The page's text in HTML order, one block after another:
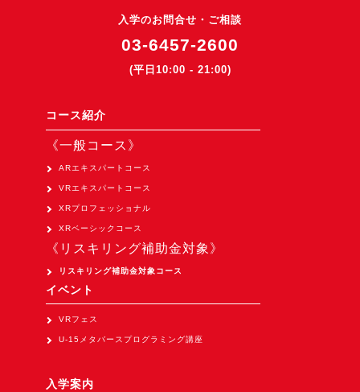
バーチャルイベントプラットフォーム『MetaLiveStage』2025年
3D空間キャプチャーアプリ『Qoocan』
製造現場を革新する！『XR Worksupport Hub』開発中
>XR Museum『Artlogue』開発中
《企業研修》
Unity研修
HoloLens 2 アプリ開発研修
《研究会》
XRビジネスフォーラム
（1/8～10東京ビッグサイト）に出展。
入学のお問合せ・ご相談
03-6457-2600
(平日10:00 - 21:00)
コース紹介
《一般コース》
ARエキスパートコース
VRエキスパートコース
XRプロフェッショナル
XRベーシックコース
《リスキリング補助金対象》
リスキリング補助金対象コース
イベント
VRフェス
U-15メタバースプログラミング講座
入学案内